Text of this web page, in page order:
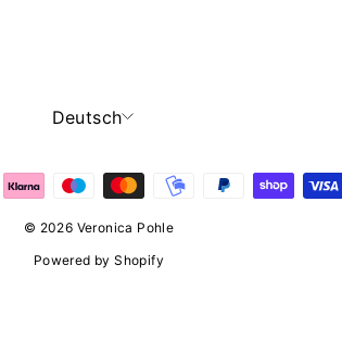
SPRACHE
Deutsch
© 2026 Veronica Pohle
Powered by Shopify